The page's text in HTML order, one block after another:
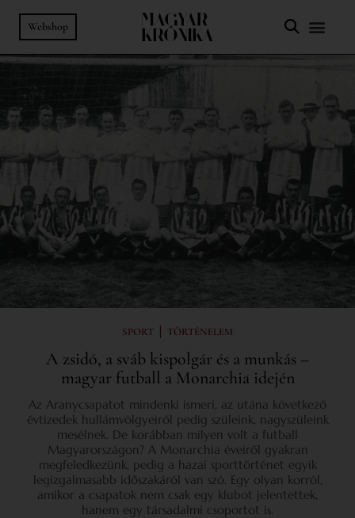
Webshop
SPORT | TÖRTÉNELEM
A zsidó, a sváb kispolgár és a munkás –
magyar futball a Monarchia idején
Az Aranycsapatot mindenki ismeri, az utána következő
évtizedek hullámvölgyeiről pedig szüleink, nagyszüleink
mesélnek. De korábban milyen volt a futball
Magyarországon? A Monarchia éveiről gyakran
megfeledkezünk, pedig a hazai sporttörténet egyik
legizgalmasabb időszakáról van szó. Egy olyan korról,
amikor a csapatok nem csak egy klubot jelentettek,
hanem egy társadalmi csoportot is.